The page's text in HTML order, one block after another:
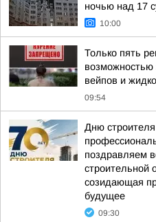
ночью над 17
10:00
Только пять
возможностью
вейпов и
09:54
Дню
поздравляем
строительной
созидающая
будущее
09:30